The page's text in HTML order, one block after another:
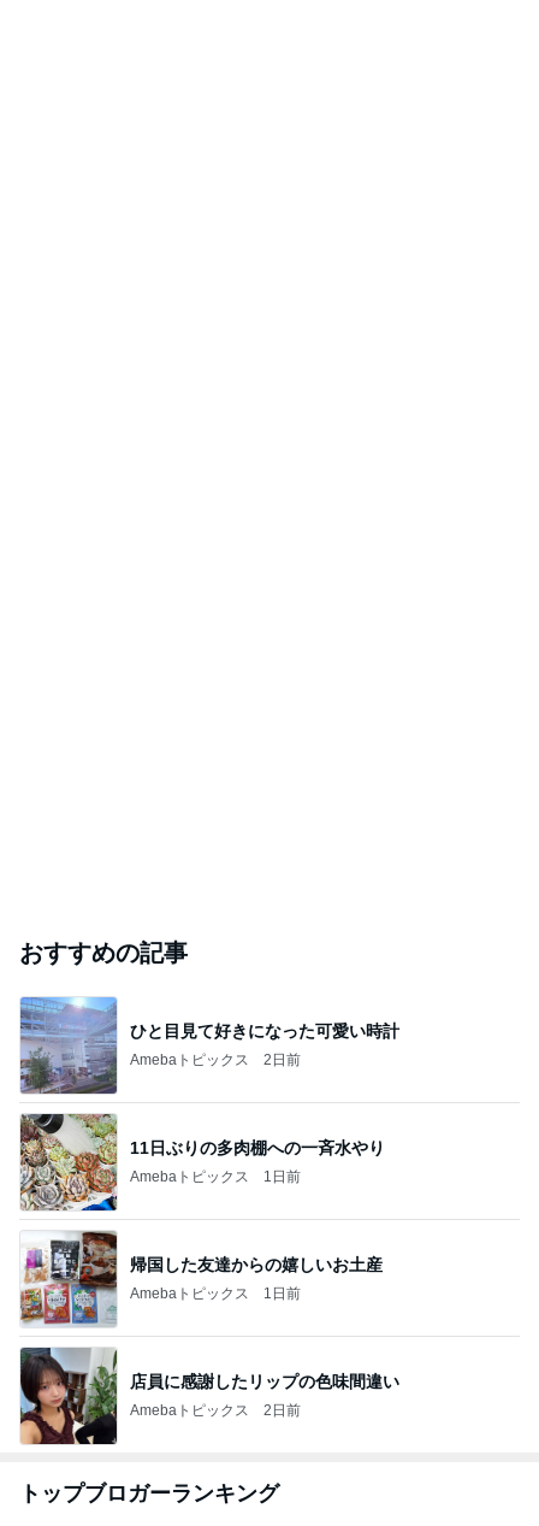
おすすめの記事
ひと目見て好きになった可愛い時計
Amebaトピックス 2日前
11日ぶりの多肉棚への一斉水やり
Amebaトピックス 1日前
帰国した友達からの嬉しいお土産
Amebaトピックス 1日前
店員に感謝したリップの色味間違い
Amebaトピックス 2日前
トップブロガーランキング